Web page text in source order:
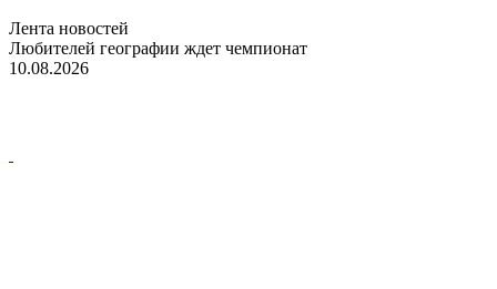
Лента новостей
Любителей географии ждет чемпионат
10.08.2026